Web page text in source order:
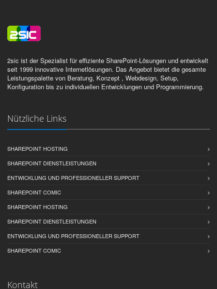
2sic ist der Spezialist für effiziente SharePoint-Lösungen und entwickelt
seit 1999 innovative Internetlösungen. Das Angebot bietet die gesamte
Leistungspalette von Beratung, Konzept , Webdesign, Setup,
Konfiguration bis zu individuellen Entwicklungen und Programmierung.
Nützliche Links
SHAREPOINT HOSTING
SHAREPOINT DIENSTLEISTUNGEN
ENTWICKLUNG UND PROFESSIONELLER SUPPORT
SHAREPOINT COMIC
SHAREPOINT HOSTING
SHAREPOINT DIENSTLEISTUNGEN
ENTWICKLUNG UND PROFESSIONELLER SUPPORT
SHAREPOINT COMIC
Kontakt